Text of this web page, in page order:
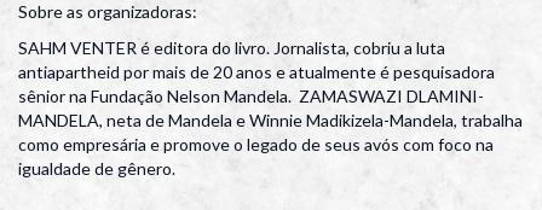
Sobre as organizadoras:
SAHM VENTER é editora do livro. Jornalista, cobriu a luta
antiapartheid por mais de 20 anos e atualmente é pesquisadora
sênior na Fundação Nelson Mandela. ZAMASWAZI DLAMINI-
MANDELA, neta de Mandela e Winnie Madikizela-Mandela, trabalha
como empresária e promove o legado de seus avós com foco na
igualdade de gênero.